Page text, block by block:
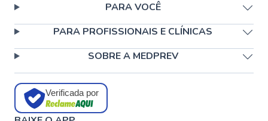
PARA VOCÊ
PARA PROFISSIONAIS E CLÍNICAS
SOBRE A MEDPREV
Verificada por